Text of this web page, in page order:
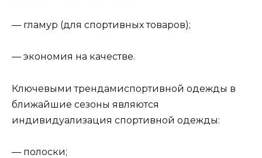
— гламур (для спортивных товаров);
— экономия на качестве.
Ключевыми трендамиспортивной одежды в
ближайшие сезоны являются
индивидуализация спортивной одежды:
— полоски;